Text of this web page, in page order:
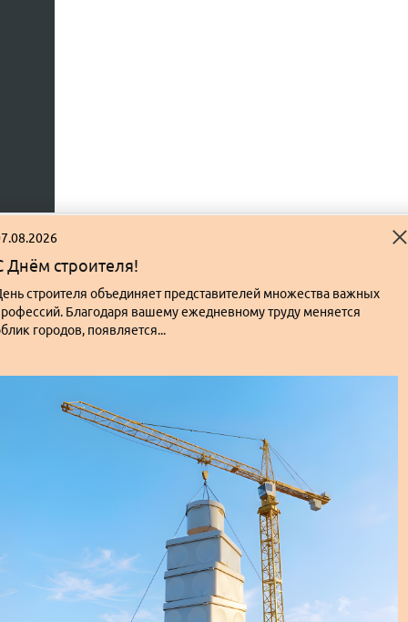
Днём строителя!
строителя объединяет представителей множества важных
Благодаря вашему ежедневному труду меняется
городов, появляется...